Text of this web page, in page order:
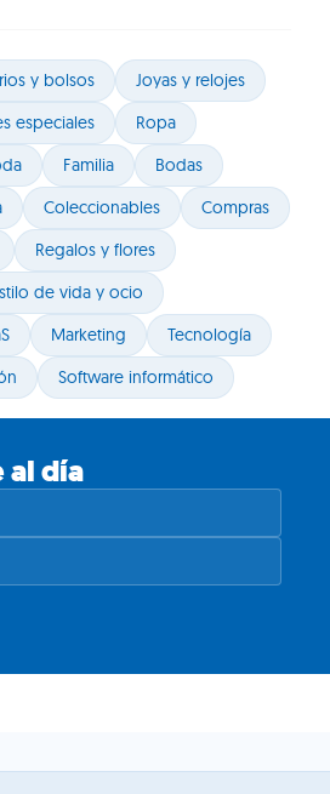
y bolsos
Joyas y relojes
especiales
Ropa
Familia
Bodas
Coleccionables
Compras
Regalos y flores
de vida y ocio
Marketing
Tecnología
Software informático
al día